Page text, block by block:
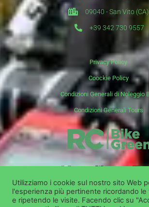
09040 - San Vito (CA)
+39 342 730 9557
Privacy Policy
Coockie Policy
Condizioni Generali di Noleggio
Condizioni Generali Tours
it en
Copyright ©Bike Green Group Srl- Noleggio
Utilizziamo i cookie sul nostro sito Web
l'esperienza più pertinente ricordando
e ripetendo le visite. Facendo clic su